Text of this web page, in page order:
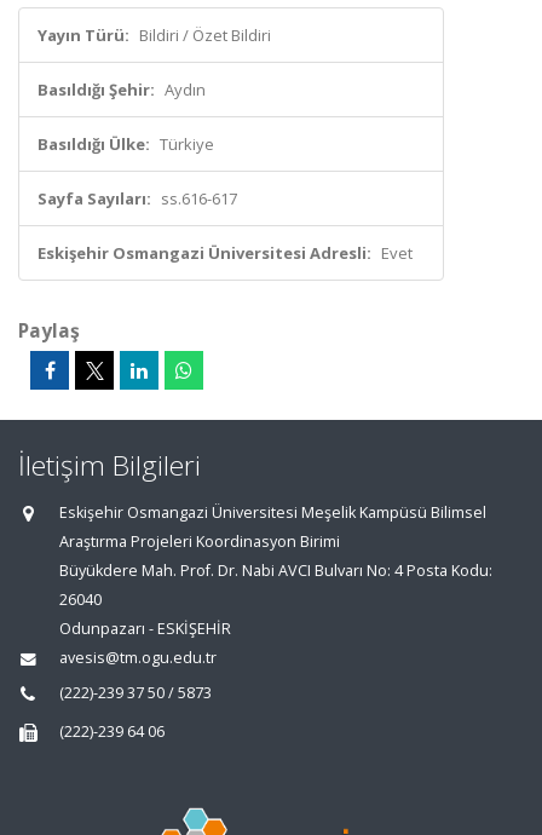
Yayın Türü: Bildiri / Özet Bildiri
Basıldığı Şehir: Aydın
Basıldığı Ülke: Türkiye
Sayfa Sayıları: ss.616-617
Eskişehir Osmangazi Üniversitesi Adresli: Evet
Paylaş
İletişim Bilgileri
Eskişehir Osmangazi Üniversitesi Meşelik Kampüsü Bilimsel
Araştırma Projeleri Koordinasyon Birimi
Büyükdere Mah. Prof. Dr. Nabi AVCI Bulvarı No: 4 Posta Kodu:
26040
Odunpazarı - ESKİŞEHİR
avesis@tm.ogu.edu.tr
(222)-239 37 50 / 5873
(222)-239 64 06